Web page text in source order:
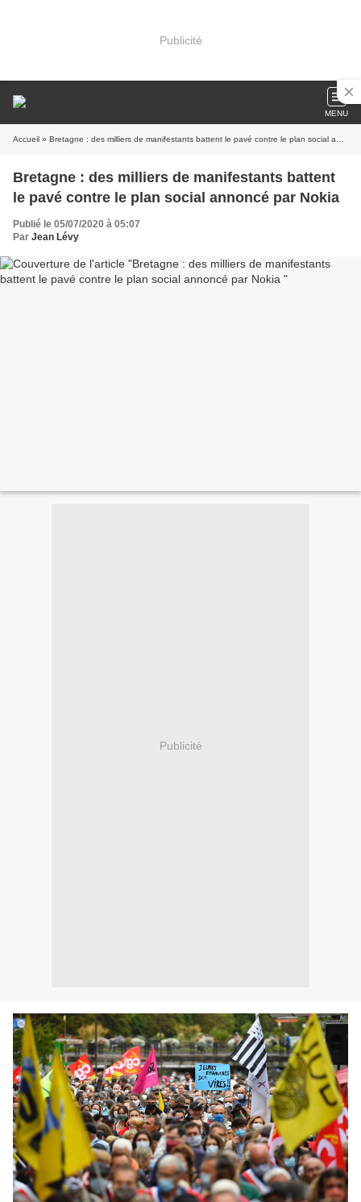
Publicité
MENU
Accueil » Bretagne : des milliers de manifestants battent le pavé contre le plan social annoncé par Nokia
Bretagne : des milliers de manifestants battent
le pavé contre le plan social annoncé par Nokia
Publié le 05/07/2020 à 05:07
Par Jean Lévy
Publicité